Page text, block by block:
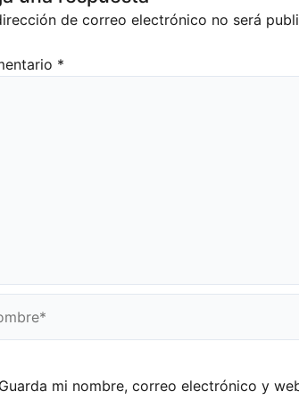
de correo electrónico no será
*
Guarda mi nombre, correo electrónico y